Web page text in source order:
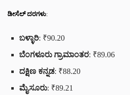
ಡೀಸೆಲ್ ದರಗಳು:
ಬಳ್ಳಾರಿ: ₹90.20
ಬೆಂಗಳೂರು ಗ್ರಾಮಾಂತರ: ₹89.06
ದಕ್ಷಿಣ ಕನ್ನಡ: ₹88.20
ಮೈಸೂರು: ₹89.21